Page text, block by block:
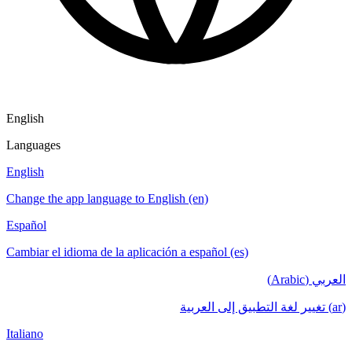
English
Languages
English
Change the app language to English (en)
Español
Cambiar el idioma de la aplicación a español (es)
العربي (Arabic)
(ar) تغيير لغة التطبيق إلى العربية
Italiano